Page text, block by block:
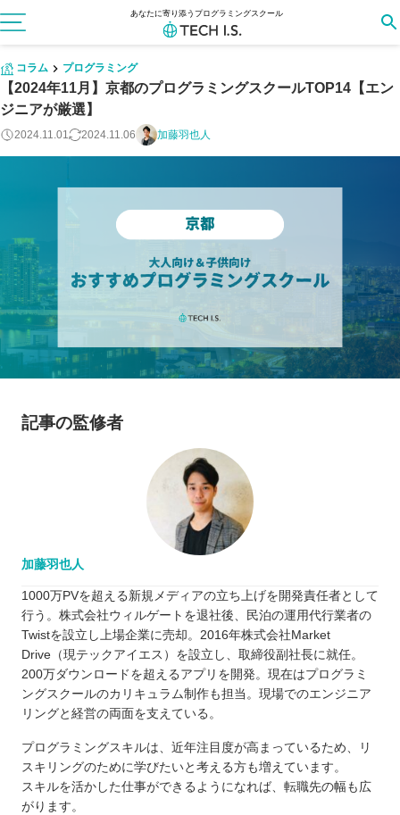
あなたに寄り添うプログラミングスクール
コラム プログラミング
【2024年11月】京都のプログラミングスクールTOP14【エン
ジニアが厳選】
2024.11.01 2024.11.06 加藤羽也人
記事の監修者
加藤羽也人
1000万PVを超える新規メディアの立ち上げを開発責任者として
行う。株式会社ウィルゲートを退社後、民泊の運用代行業者の
Twistを設立し上場企業に売却。2016年株式会社Market
Drive（現テックアイエス）を設立し、取締役副社長に就任。
200万ダウンロードを超えるアプリを開発。現在はプログラミ
ングスクールのカリキュラム制作も担当。現場でのエンジニア
リングと経営の両面を支えている。
プログラミングスキルは、近年注目度が高まっているため、リ
スキリングのために学びたいと考える方も増えています。
スキルを活かした仕事ができるようになれば、転職先の幅も広
がります。